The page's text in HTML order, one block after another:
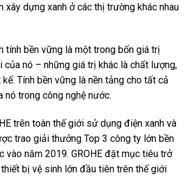
xây dựng xanh ở các thị trường khác nhau
tính bền vững là một trong bốn giá trị
của nó – những giá trị khác là chất lượng,
Tính bền vững là nền tảng cho tất cả
nó trong công nghệ nước.
trên toàn thế giới sử dụng điện xanh và
trao giải thưởng Top 3 công ty lớn bền
vào năm 2019. GROHE đặt mục tiêu trở
bị vệ sinh lớn đầu tiên trên thế giới